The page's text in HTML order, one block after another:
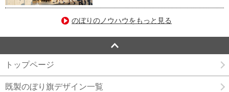
のぼりのノウハウをもっと見る
トップページ
既製のぼり旗デザイン一覧